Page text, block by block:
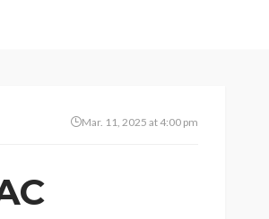
Mar. 11, 2025 at 4:00 pm